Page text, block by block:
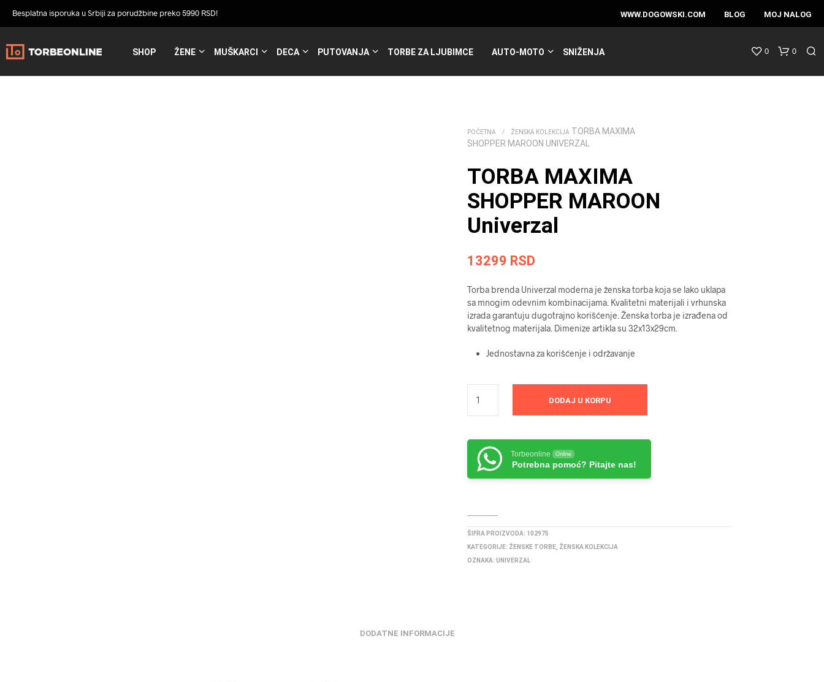
Besplatna isporuka u Srbiji za porudžbine preko 5990 RSD! WWW.DOGOWSKI.COM BLOG MOJ NALOG
SHOP ŽENE MUŠKARCI DECA PUTOVANJA TORBE ZA LJUBIMCE AUTO-MOTO SNIŽENJA 0 0
POČETNA / ŽENSKA KOLEKCIJA TORBA MAXIMA
SHOPPER MAROON UNIVERZAL
TORBA MAXIMA
SHOPPER MAROON
Univerzal
13299 RSD
Torba brenda Univerzal moderna je ženska torba koja se lako uklapa
sa mnogim odevnim kombinacijama. Kvalitetni materijali i vrhunska
izrada garantuju dugotrajno korišćenje. Ženska torba je izrađena od
kvalitetnog materijala. Dimenize artikla su 32x13x29cm.
Jednostavna za korišćenje i održavanje
DODAJ U KORPU
Torbeonline Online
Potrebna pomoć? Pitajte nas!
ŠIFRA PROIZVODA: 102975
KATEGORIJE: ŽENSKE TORBE ŽENSKA KOLEKCIJA
OZNAKA: UNIVERZAL
DODATNE INFORMACIJE